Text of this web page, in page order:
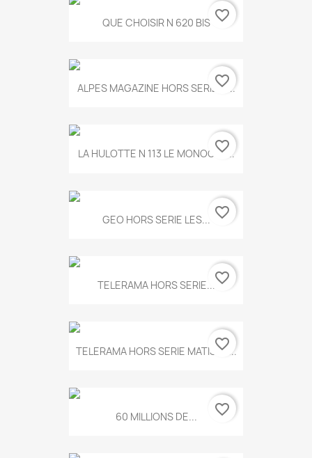
QUE CHOISIR N 620 BIS favorite_border
ALPES MAGAZINE HORS SERIE N...
favorite_border
LA HULOTTE N 113 LE MONOCLE...
favorite_border
GEO HORS SERIE LES... favorite_border
TELERAMA HORS SERIE...favorite_border
TELERAMA HORS SERIE MATISSE...
favorite_border
60 MILLIONS DE... favorite_border